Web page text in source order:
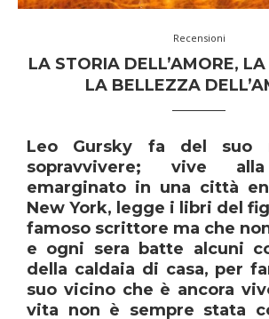
Recensioni
LA STORIA DELL’AMORE,
LA BELLEZZA
Leo Gursky fa del suo
sopravvivere; vive
emarginato in una città
New York, legge i libri del
famoso scrittore ma che
e ogni sera batte alcuni
della caldaia di casa, per
suo vicino che è ancora
vita non è sempre stata